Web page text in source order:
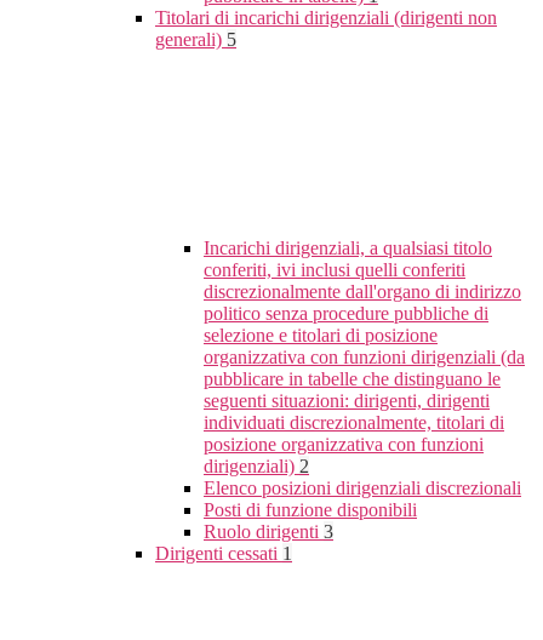
Titolari di incarichi dirigenziali (dirigenti non
generali) 5
Incarichi dirigenziali, a qualsiasi titolo
conferiti, ivi inclusi quelli conferiti
discrezionalmente dall'organo di indirizzo
politico senza procedure pubbliche di
selezione e titolari di posizione
organizzativa con funzioni dirigenziali (da
pubblicare in tabelle che distinguano le
seguenti situazioni: dirigenti, dirigenti
individuati discrezionalmente, titolari di
posizione organizzativa con funzioni
dirigenziali) 2
Elenco posizioni dirigenziali discrezionali
Posti di funzione disponibili
Ruolo dirigenti 3
Dirigenti cessati 1